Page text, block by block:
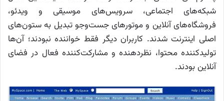
شبکه‌های اجتماعی، سرویس‌های موسیقی و ویدئو،
فروشگاه‌های آنلاین و موتورهای جست‌وجو تبدیل به ستون‌های
اصلی اینترنت شدند. کاربران دیگر فقط خواننده نبودند؛ آن‌ها
تولیدکننده محتوا، نظر‌دهنده و مشارکت‌کننده فعال در فضای
آنلاین بودند.